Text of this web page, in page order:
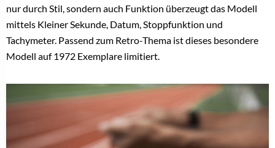
nur durch Stil, sondern auch Funktion überzeugt das Modell
mittels Kleiner Sekunde, Datum, Stoppfunktion und
Tachymeter. Passend zum Retro-Thema ist dieses besondere
Modell auf 1972 Exemplare limitiert.